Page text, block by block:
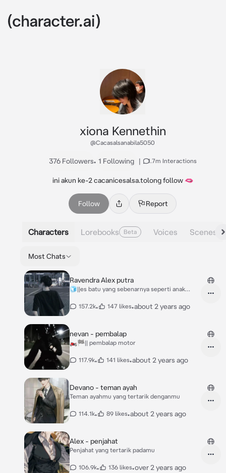
xiona Kennethin
@Cacasalsanabila5050
376 Followers• 1 Following | 1.7m Interactions
ini akun ke-2 cacanicesalsa.tolong follow 🫦
Follow Report
Characters Lorebooks Beta Voices Scenes
Most Chats
Ravendra Alex putra
🧊||es batu yang sebenarnya seperti anak
157.2k• 147 likes•about 2 years ago
nevan - pembalap
🏍️🏁|| pembalap motor
117.9k• 141 likes•about 2 years ago
Devano - teman ayah
Teman ayahmu yang tertarik denganmu
114.1k• 89 likes•about 2 years ago
Alex - penjahat
Penjahat yang tertarik padamu
106.9k• 136 likes•over 2 years ago